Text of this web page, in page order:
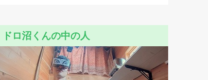
ドロ沼くんの中の人